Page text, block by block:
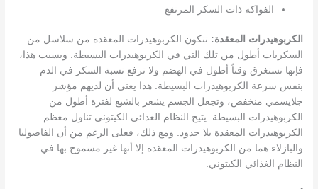
الفواكه ذات السكر المرتفع
الكربوهيدرات المعقدة: تتكون الكربوهيدرات المعقدة من سلاسل من
السكريات أطول من تلك التي في الكربوهيدرات البسيطة. وبسبب هذا،
فإنها تستغرق وقتاً أطول في الهضم ولا ترفع نسبة السكر في الدم
بنفس سرعة الكربوهيدرات البسيطة. هذا يعني أن لديهم مؤشر
جلايسمي منخفض، وتجعل الجسم يشعر بالشبع لفترة أطول من
الكربوهيدرات البسيطة. يتيح النظام الغذائي الكيتوني تناول معظم
الكربوهيدرات المعقدة بلا حدود. ومع ذلك، فعلى الرغم من أن الفاصوليا
والبازلاء هما من الكربوهيدرات المعقدة إلا أنها غير مسموح بها في
النظام الغذائي الكيتوني.